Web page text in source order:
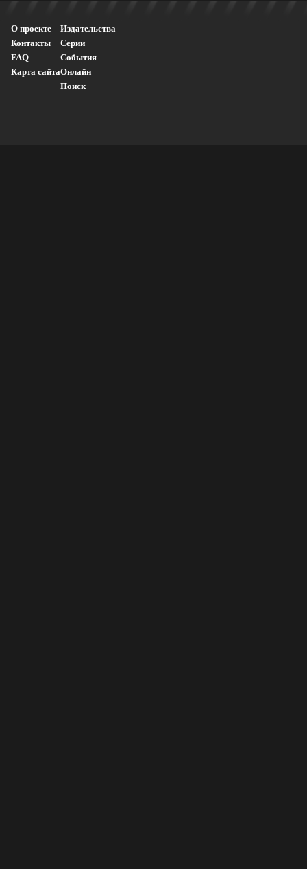
О проекте
Контакты
FAQ
Карта сайта
Издательства
Серии
События
Онлайн
Поиск